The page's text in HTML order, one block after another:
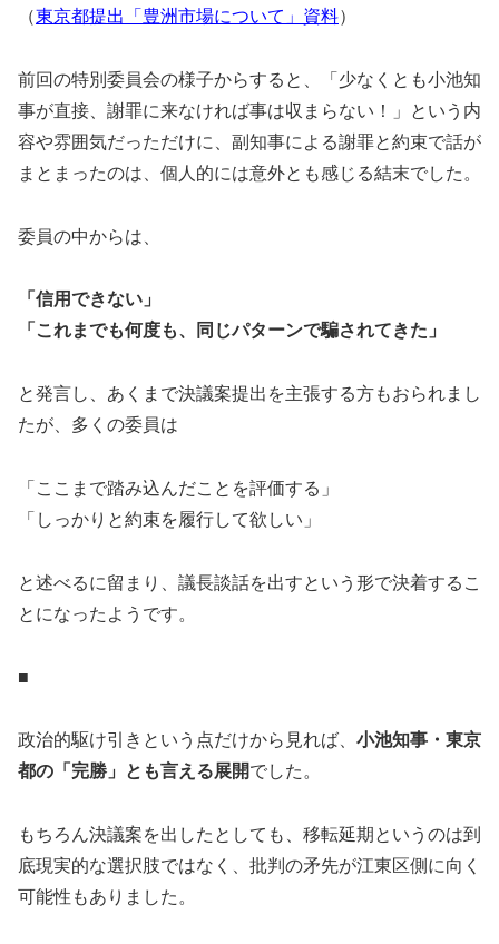
（東京都提出「豊洲市場について」資料）
前回の特別委員会の様子からすると、「少なくとも小池知
事が直接、謝罪に来なければ事は収まらない！」という内
容や雰囲気だっただけに、副知事による謝罪と約束で話が
まとまったのは、個人的には意外とも感じる結末でした。
委員の中からは、
「信用できない」
「これまでも何度も、同じパターンで騙されてきた」
と発言し、あくまで決議案提出を主張する方もおられまし
たが、多くの委員は
「ここまで踏み込んだことを評価する」
「しっかりと約束を履行して欲しい」
と述べるに留まり、議長談話を出すという形で決着するこ
とになったようです。
■
政治的駆け引きという点だけから見れば、 小池知事・東京
都の「完勝」とも言える展開でした。
もちろん決議案を出したとしても、移転延期というのは到
底現実的な選択肢ではなく、批判の矛先が江東区側に向く
可能性もありました。